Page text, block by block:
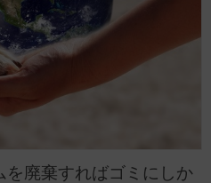
を廃棄すればゴミにしか